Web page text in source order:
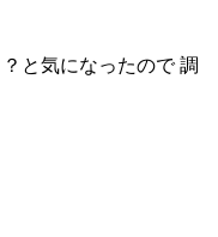
と気になったので 調